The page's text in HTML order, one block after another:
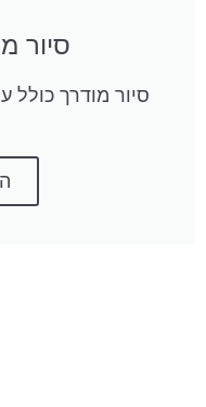
סיור
סיור מודרך כולל